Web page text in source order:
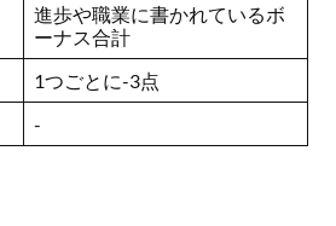
進歩や職業に書かれているボ
ーナス合計
1つごとに-3点
-